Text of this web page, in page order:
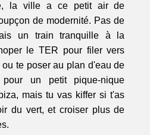
la ville a ce petit air de
de modernité. Pas de
un train tranquille à la
le TER pour filer vers
te poser au plan d'eau de
un petit pique-nique
mais tu vas kiffer si t'as
du vert, et croiser plus de